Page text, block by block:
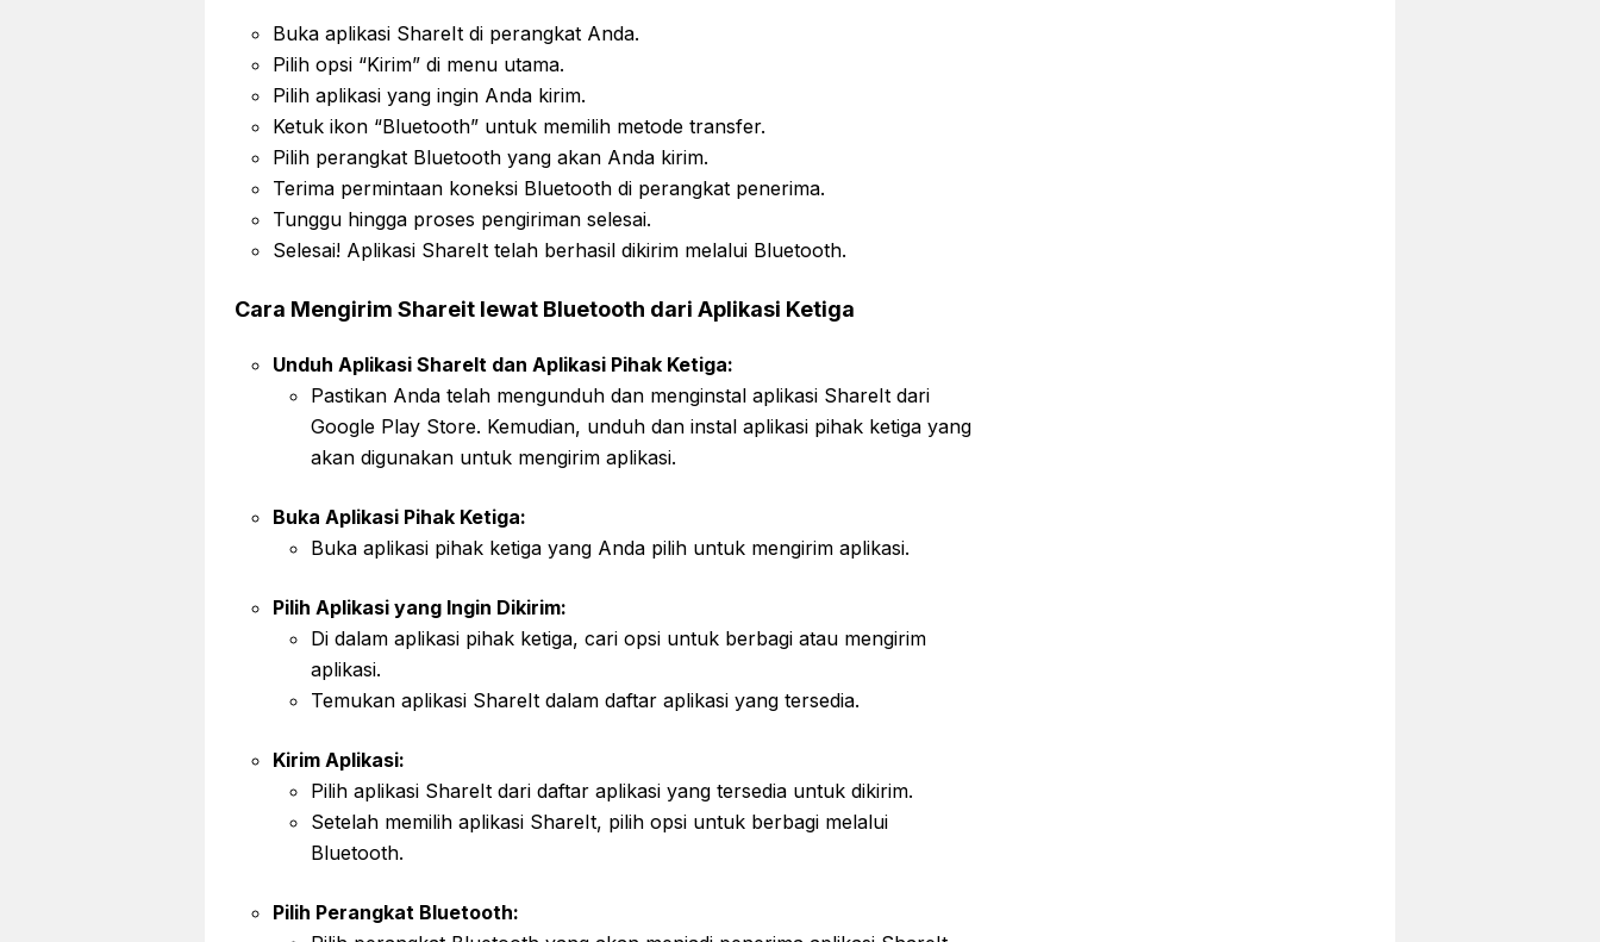
Buka aplikasi ShareIt di perangkat Anda.
Pilih opsi “Kirim” di menu utama.
Pilih aplikasi yang ingin Anda kirim.
Ketuk ikon “Bluetooth” untuk memilih metode transfer.
Pilih perangkat Bluetooth yang akan Anda kirim.
Terima permintaan koneksi Bluetooth di perangkat penerima.
Tunggu hingga proses pengiriman selesai.
Selesai! Aplikasi ShareIt telah berhasil dikirim melalui Bluetooth.
Cara Mengirim Shareit lewat Bluetooth dari Aplikasi Ketiga
Unduh Aplikasi ShareIt dan Aplikasi Pihak Ketiga:
Pastikan Anda telah mengunduh dan menginstal aplikasi ShareIt dari
Google Play Store. Kemudian, unduh dan instal aplikasi pihak ketiga yang
akan digunakan untuk mengirim aplikasi.
Buka Aplikasi Pihak Ketiga:
Buka aplikasi pihak ketiga yang Anda pilih untuk mengirim aplikasi.
Pilih Aplikasi yang Ingin Dikirim:
Di dalam aplikasi pihak ketiga, cari opsi untuk berbagi atau mengirim
aplikasi.
Temukan aplikasi ShareIt dalam daftar aplikasi yang tersedia.
Kirim Aplikasi:
Pilih aplikasi ShareIt dari daftar aplikasi yang tersedia untuk dikirim.
Setelah memilih aplikasi ShareIt, pilih opsi untuk berbagi melalui
Bluetooth.
Pilih Perangkat Bluetooth: